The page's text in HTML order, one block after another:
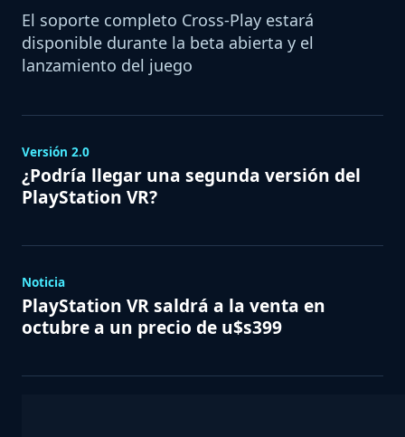
El soporte completo Cross-Play estará
disponible durante la beta abierta y el
lanzamiento del juego
Versión 2.0
¿Podría llegar una segunda versión del
PlayStation VR?
Noticia
PlayStation VR saldrá a la venta en
octubre a un precio de u$s399